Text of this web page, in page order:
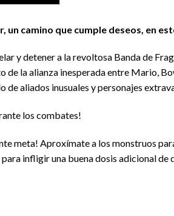
camino que cumple deseos, en
y detener a la revoltosa Banda de
la alianza inesperada entre Mario,
aliados inusuales y personajes
los combates!
meta! Aproxímate a los monstruos
infligir una buena dosis adicional de